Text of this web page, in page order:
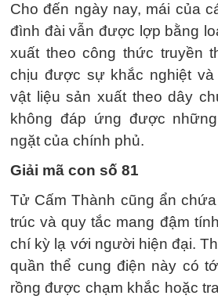
Cho đến ngày nay, mái của
đình đài vẫn được lợp bằng
xuất theo công thức truyền
chịu được sự khắc nghiệt
vật liệu sản xuất theo dây
không đáp ứng được
ngặt của chính phủ.
Giải mã con số 81
Tử Cấm Thành cũng ẩn
trúc và quy tắc mang đậm
chí kỳ lạ với người hiện đại.
quần thể cung điện này có
rồng được chạm khắc hoặc